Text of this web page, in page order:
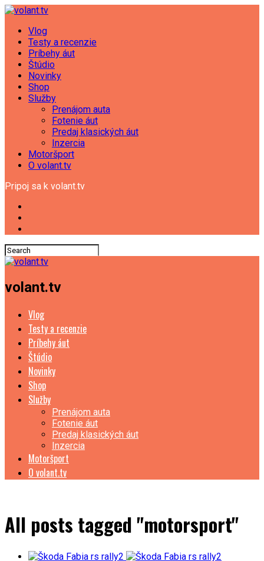
Vlog
Testy a recenzie
Príbehy áut
Štúdio
Novinky
Shop
Služby
Prenájom auta
Fotenie áut
Predaj klasických áut
Inzercia
Motoršport
O volant.tv
Pripoj sa k volant.tv
volant.tv
Vlog
Testy a recenzie
Príbehy áut
Štúdio
Novinky
Shop
Služby
Prenájom auta
Fotenie áut
Predaj klasických áut
Inzercia
Motoršport
O volant.tv
All posts tagged "motorsport"